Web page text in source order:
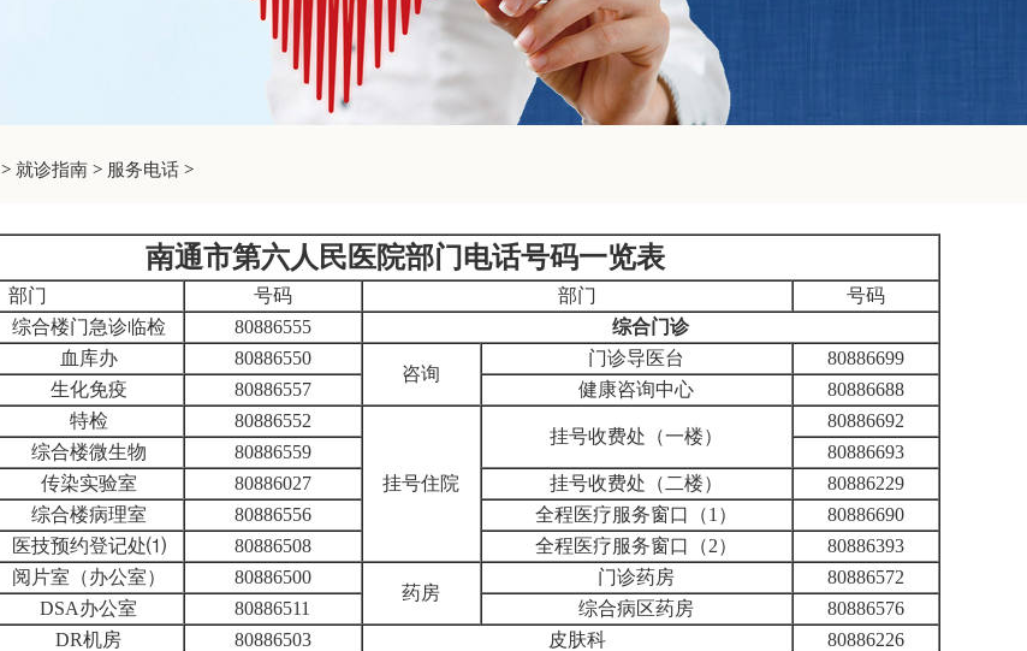
> 就诊指南 > 服务电话 >
南通市第六人民医院部门电话号码一览表
部门 号码 部门 号码
综合楼门急诊临检 80886555
综合门诊
血库办
80886550
咨询
门诊导医台
80886699
生化免疫
80886557 健康咨询中心
80886688
特检
80886552
挂号住院
挂号收费处（一楼）
80886692
综合楼微生物
80886559
80886693
传染实验室
80886027 挂号收费处（二楼）
80886229
综合楼病理室 80886556 全程医疗服务窗口（1） 80886690
医技预约登记处⑴ 80886508 全程医疗服务窗口（2）
80886393
阅片室（办公室）
80886500
药房
门诊药房
80886572
DSA办公室
80886511 综合病区药房
80886576
DR机房
80886503 皮肤科
80886226